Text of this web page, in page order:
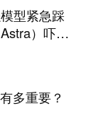
型紧急踩
）吓到
多重要？